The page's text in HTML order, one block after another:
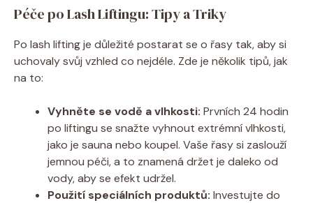
Péče po Lash Liftingu: Tipy a Triky
Po lash lifting je důležité postarat se o řasy tak, aby si
uchovaly svůj vzhled co nejdéle. Zde je několik tipů, jak
na to:
Vyhněte se vodě a vlhkosti: Prvních 24 hodin
po liftingu se snažte vyhnout extrémní vlhkosti,
jako je sauna nebo koupel. Vaše řasy si zaslouží
jemnou péči, a to znamená držet je daleko od
vody, aby se efekt udržel.
Použití speciálních produktů: Investujte do